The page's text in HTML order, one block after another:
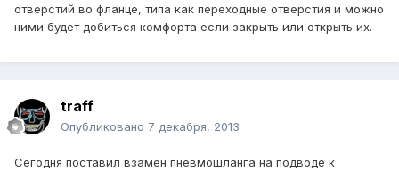
отверстий во фланце, типа как переходные отверстия и можно
ними будет добиться комфорта если закрыть или открыть их.
traff
Опубликовано 7 декабря, 2013
Сегодня поставил взамен пневмошланга на подводе к